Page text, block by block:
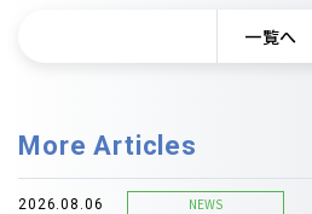
一覧へ
More Articles
2026.08.06 NEWS